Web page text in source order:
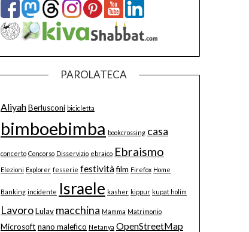
PAROLATECA
AliyahBerlusconi bicicletta
bimboebimba bookcrossing casa
concerto Concorso Disservizio ebraico Ebraismo
Elezioni Explorer fesserie festivitàfilm Firefox Home
Banking incidente Israele kasher kippur kupat holim
LavoroLulav macchina Mamma Matrimonio
Microsoft nano malefico Netanya OpenStreetMap